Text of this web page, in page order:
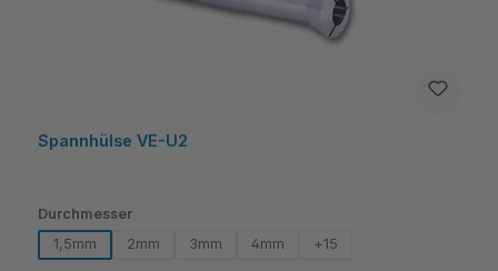
Spannhülse VE-U2
Durchmesserauswählen
1,5mm
2mm 3mm 4mm +15